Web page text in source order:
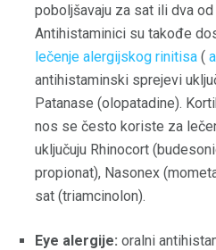
poboljšavaju za sat ili dva od
Antihistaminici su takođe
lečenje alergijskog rinitisa (
antihistaminski sprejevi
Patanase (olopatadine).
nos se često koriste za
uključuju Rhinocort
propionat), Nasonex
sat (triamcinolon).
Eye alergije: oralni